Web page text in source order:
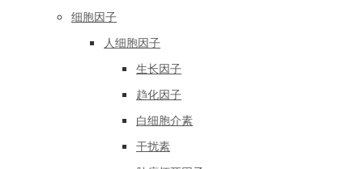
细胞因子
人细胞因子
生长因子
趋化因子
白细胞介素
干扰素